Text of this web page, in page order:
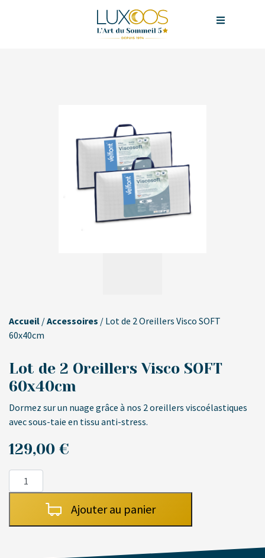
Accueil /Accessoires / Lot de 2 Oreillers Visco SOFT
60x40cm
Lot de 2 Oreillers Visco SOFT
60x40cm
Dormez sur un nuage grâce à nos 2 oreillers viscoélastiques
avec sous-taie en tissu anti-stress.
129,00 €
quantité
de
Ajouter au panier